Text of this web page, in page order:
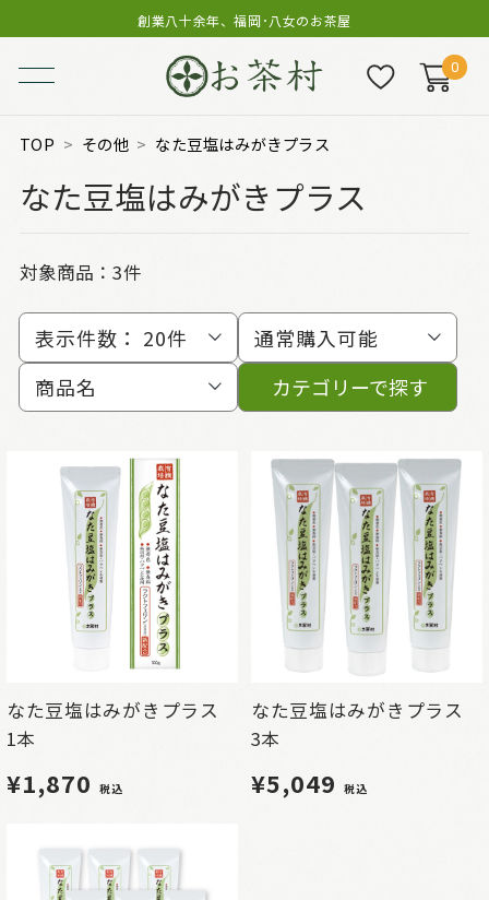
創業八十余年、福岡･八女のお茶屋
0
TOP その他 なた豆塩はみがきプラス
なた豆塩はみがきプラス
対象商品： 3件
表示件数： 20件
通常購入可能
商品名
カテゴリーで探す
なた豆塩はみがきプラス
1本
¥1,870 税込
なた豆塩はみがきプラス
3本
¥5,049 税込